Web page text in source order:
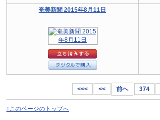
奄美新聞 2015年8月11日
<<< << 前へ 374
↑このページのトップへ